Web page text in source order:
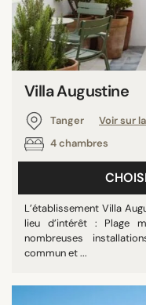
Villa Augustine
Tanger
Voir sur
4 chambres
L’établissement Villa
lieu d’intérêt : Plage
nombreuses
commun et ...